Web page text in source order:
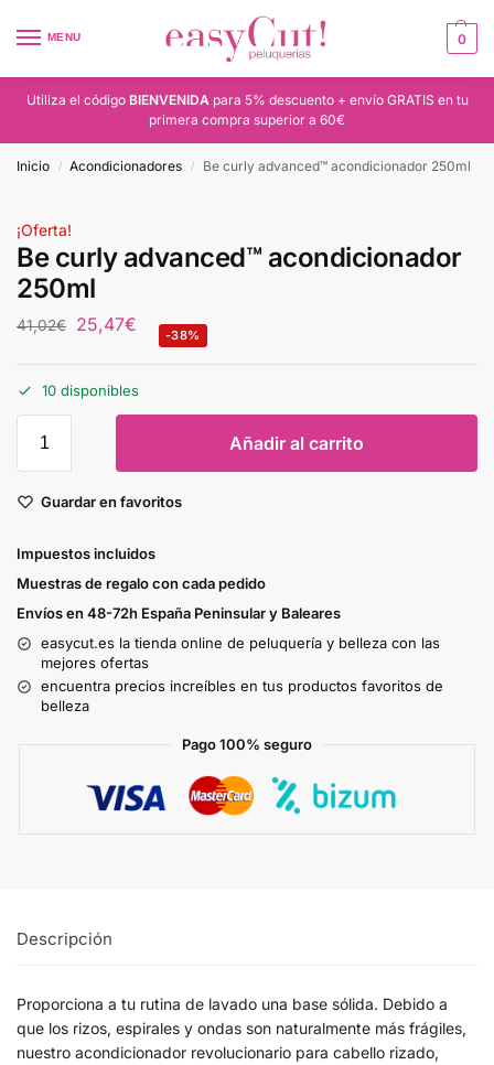
MENU 0
Utiliza el código BIENVENIDApara 5% descuento + envío GRATIS en tu
primera compra superior a 60€
Inicio / Acondicionadores / Be curly advanced™ acondicionador 250ml
¡Oferta!
Be curly advanced™ acondicionador
250ml
41,02€ 25,47€ -38%
10 disponibles
Añadir al carrito
Guardar en favoritos
Impuestos incluidos
Muestras de regalo con cada pedido
Envíos en 48-72h España Peninsular y Baleares
easycut.es la tienda online de peluquería y belleza con las
mejores ofertas
encuentra precios increíbles en tus productos favoritos de
belleza
Pago 100% seguro
Descripción
Proporciona a tu rutina de lavado una base sólida. Debido a
que los rizos, espirales y ondas son naturalmente más frágiles,
nuestro acondicionador revolucionario para cabello rizado,